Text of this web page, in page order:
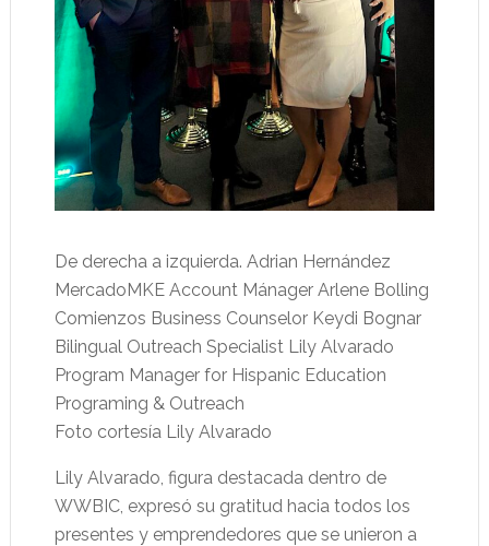
De derecha a izquierda. Adrian Hernández
MercadoMKE Account Mánager Arlene Bolling
Comienzos Business Counselor Keydi Bognar
Bilingual Outreach Specialist Lily Alvarado
Program Manager for Hispanic Education
Programing & Outreach
Foto cortesía Lily Alvarado
Lily Alvarado, figura destacada dentro de
WWBIC, expresó su gratitud hacia todos los
presentes y emprendedores que se unieron a